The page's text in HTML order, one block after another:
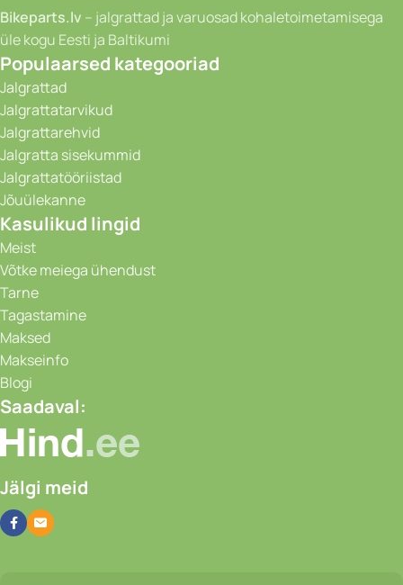
Bikeparts.lv – jalgrattad ja varuosad kohaletoimetamisega
üle kogu Eesti ja Baltikumi
Populaarsed kategooriad
Jalgrattad
Jalgrattatarvikud
Jalgrattarehvid
Jalgratta sisekummid
Jalgrattatööriistad
Jõuülekanne
Kasulikud lingid
Meist
Võtke meiega ühendust
Tarne
Tagastamine
Maksed
Makseinfo
Blogi
Saadaval:
Jälgi meid